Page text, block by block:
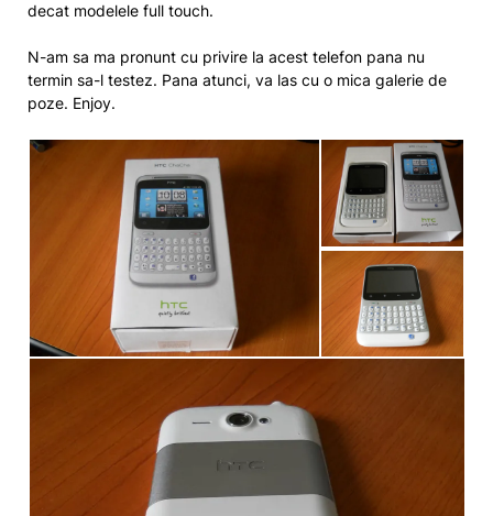
decat modelele full touch.
N-am sa ma pronunt cu privire la acest telefon pana nu
termin sa-l testez. Pana atunci, va las cu o mica galerie de
poze. Enjoy.